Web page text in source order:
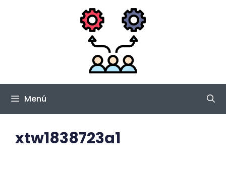
Menú
xtw1838723a1